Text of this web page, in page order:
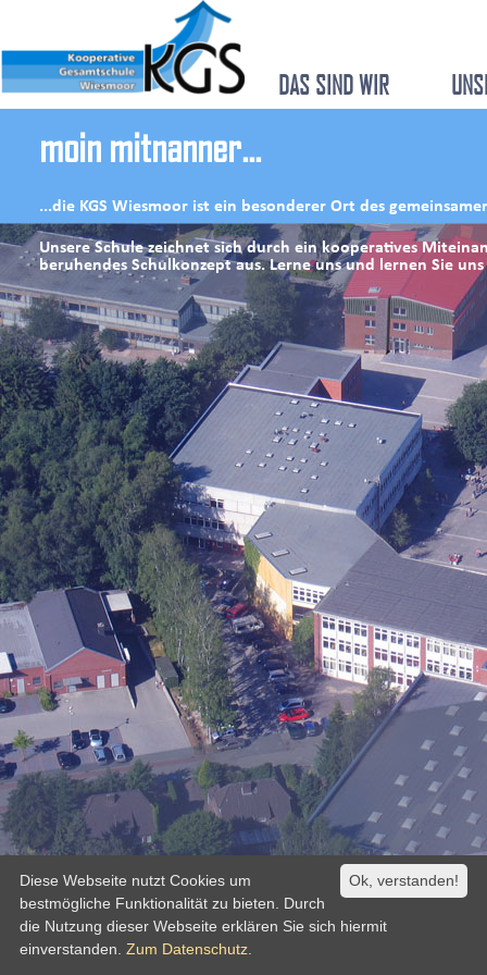
DAS SIND WIR
moin mitnanner...
...die KGS Wiesmoor ist ein besonderer Ort des
Unsere Schule zeichnet sich durch ein kooperatives
beruhendes Schulkonzept aus. Lerne uns und lernen Sie
Ok, verstanden!
Diese Webseite nutzt Cookies um
bestmögliche Funktionalität zu bieten. Durch
die Nutzung dieser Webseite erklären Sie sich hiermit
einverstanden. Zum Datenschutz.